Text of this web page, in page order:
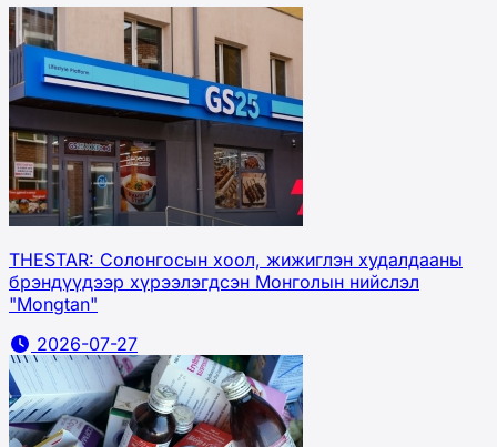
THESTAR: Солонгосын хоол, жижиглэн худалдааны
брэндүүдээр хүрээлэгдсэн Монголын нийслэл
"Mongtan"
2026-07-27